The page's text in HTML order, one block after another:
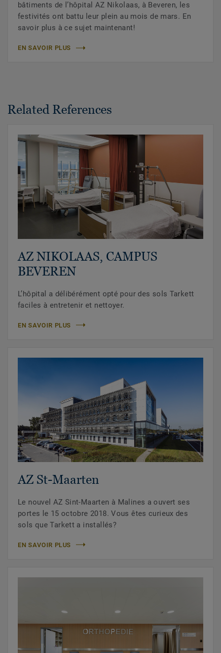
bâtiments de l’hôpital AZ Nikolaas, à Beveren, les
festivités ont battu leur plein au mois de mars. En
savoir plus à ce sujet maintenant!
EN SAVOIR PLUS
Related References
AZ NIKOLAAS, CAMPUS
BEVEREN
L’hôpital a délibérément opté pour des sols Tarkett
faciles à entretenir et nettoyer.
EN SAVOIR PLUS
AZ St-Maarten
Le nouvel AZ Sint-Maarten à Malines a ouvert ses
portes le 15 octobre 2018. Vous êtes curieux des
sols que Tarkett a installés?
EN SAVOIR PLUS